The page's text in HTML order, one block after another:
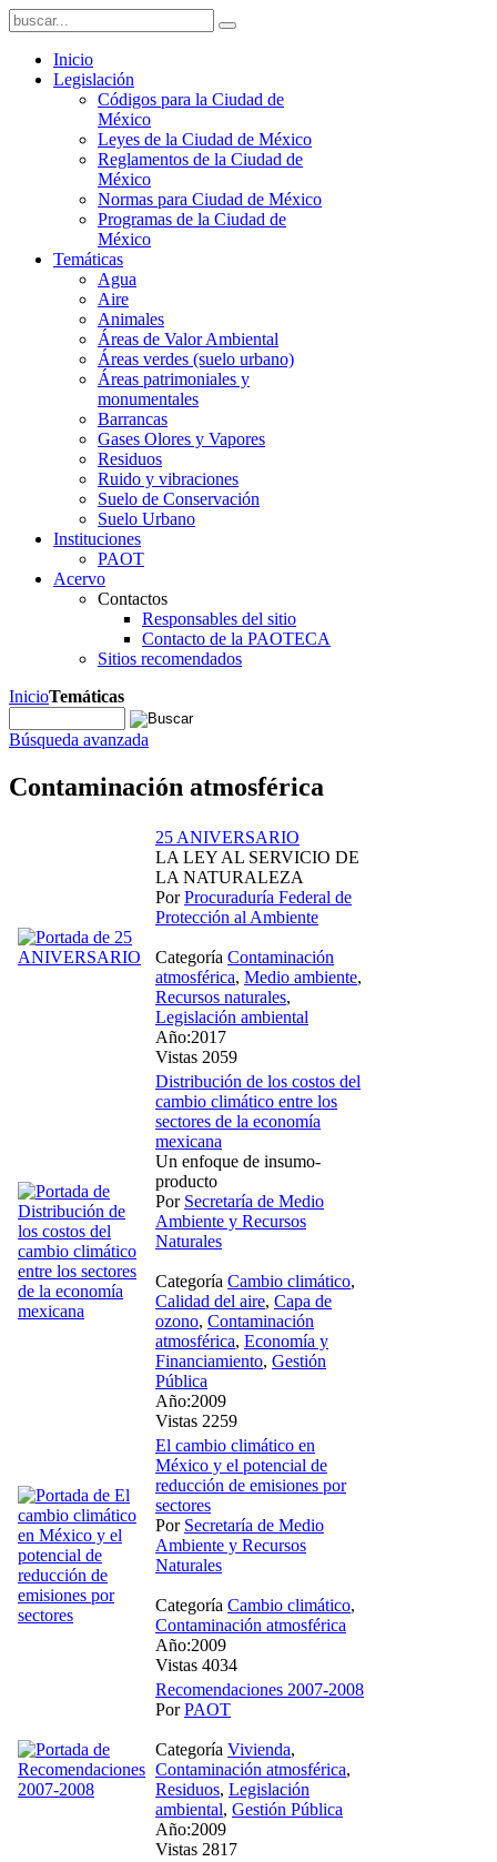
Inicio
Legislación
Códigos para la Ciudad de
México
Leyes de la Ciudad de México
Reglamentos de la Ciudad de
México
Normas para Ciudad de México
Programas de la Ciudad de
México
Temáticas
Agua
Aire
Animales
Áreas de Valor Ambiental
Áreas verdes (suelo urbano)
Áreas patrimoniales y
monumentales
Barrancas
Gases Olores y Vapores
Residuos
Ruido y vibraciones
Suelo de Conservación
Suelo Urbano
Instituciones
PAOT
Acervo
Contactos
Responsables del sitio
Contacto de la PAOTECA
Sitios recomendados
InicioTemáticas
Búsqueda avanzada
Contaminación atmosférica
25 ANIVERSARIO
LA LEY AL SERVICIO DE
LA NATURALEZA
PorProcuraduría Federal de
Protección al Ambiente
Categoría Contaminación
atmosférica, Medio ambiente,
Recursos naturales,
Legislación ambiental
Año:2017
Vistas 2059
Distribución de los costos del
cambio climático entre los
sectores de la economía
mexicana
Un enfoque de insumo-
producto
Por Secretaría de Medio
Ambiente y Recursos
Naturales
Categoría Cambio climático,
Calidad del aire, Capa de
ozono, Contaminación
atmosférica, Economía y
Financiamiento, Gestión
Pública
Año:2009
Vistas 2259
El cambio climático en
México y el potencial de
reducción de emisiones por
sectores
Por Secretaría de Medio
Ambiente y Recursos
Naturales
Categoría Cambio climático,
Contaminación atmosférica
Año:2009
Vistas 4034
Recomendaciones 2007-2008
PorPAOT
Categoría Vivienda,
Contaminación atmosférica,
Residuos, Legislación
ambiental, Gestión Pública
Año:2009
Vistas 2817